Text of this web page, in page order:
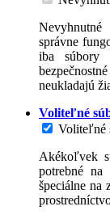
správne
iba súbory
neukladajú
Voliteľné
Voliteľné
Akékoľvek
potrebné
špeciálne na